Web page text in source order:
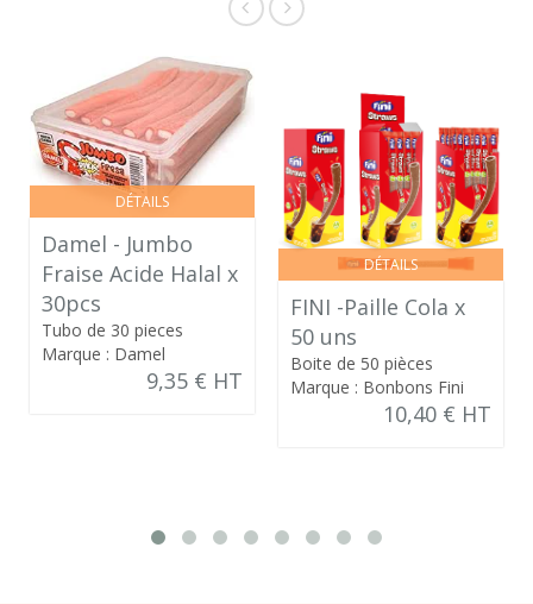
DÉTAILS
Damel - Jumbo
Fraise Acide Halal x
30pcs
Tubo de 30 pieces
Marque : Damel
9,35 € HT
DÉTAILS
FINI -Paille Cola x
50 uns
Boite de 50 pièces
Marque : Bonbons Fini
10,40 € HT